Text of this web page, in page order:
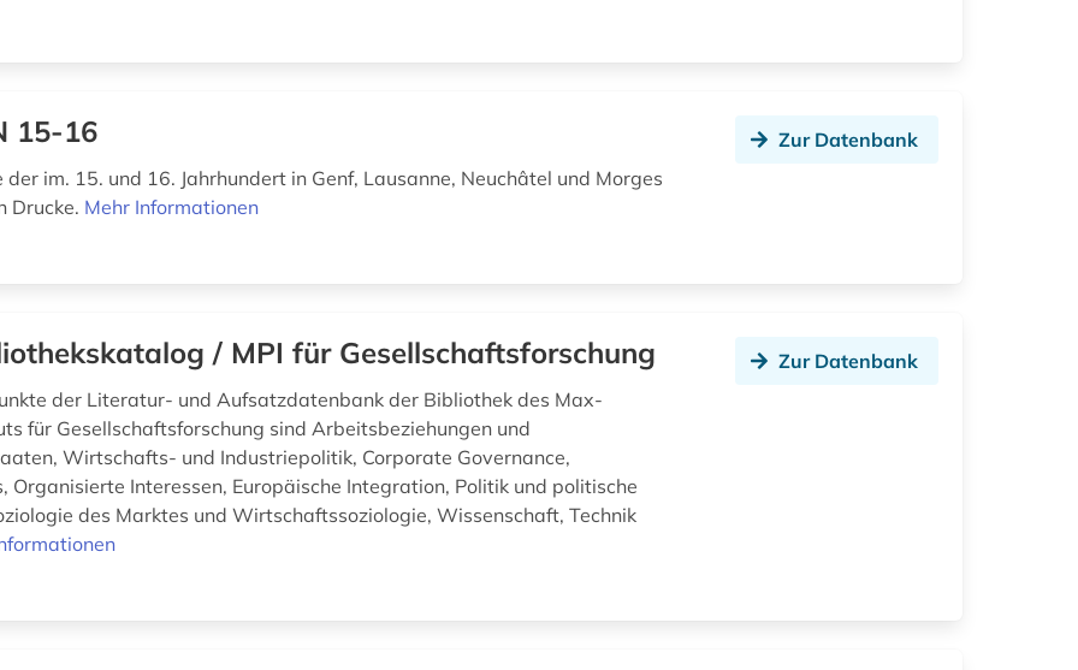
15-16
im. 15. und 16. Jahrhundert in Genf, Lausanne, Neuchâtel und Morges
Drucke. Mehr Informationen
Zur Datenbank
/ MPI für Gesellschaftsforschung
der Literatur- und Aufsatzdatenbank der Bibliothek des Max-
für Gesellschaftsforschung sind Arbeitsbeziehungen und
Wirtschafts- und Industriepolitik, Corporate Governance,
Organisierte Interessen, Europäische Integration, Politik und politische
des Marktes und Wirtschaftssoziologie, Wissenschaft, Technik
Zur Datenbank